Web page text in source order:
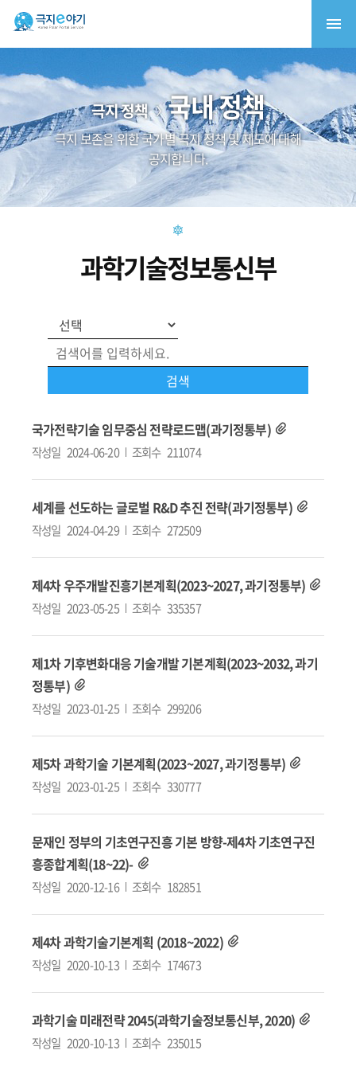
극지 정책 국내 정책
극지 보존을 위한 국가별 극지 정책 및 제도에 대해
공지합니다.
과학기술정보통신부
국가전략기술 임무중심 전략로드맵(과기정통부)
작성일 2024-06-20 조회수 211074
세계를 선도하는 글로벌 R&D 추진 전략(과기정통부)
작성일 2024-04-29 조회수 272509
제4차 우주개발진흥기본계획(2023~2027, 과기정통부)
작성일 2023-05-25 조회수 335357
제1차 기후변화대응 기술개발 기본계획(2023~2032, 과기
정통부)
작성일 2023-01-25 조회수 299206
제5차 과학기술 기본계획(2023~2027, 과기정통부)
작성일 2023-01-25 조회수 330777
문재인 정부의 기초연구진흥 기본 방향-제4차 기초연구진
흥종합계획(18~22)-
작성일 2020-12-16 조회수 182851
제4차 과학기술기본계획 (2018~2022)
작성일 2020-10-13 조회수 174673
과학기술 미래전략 2045(과학기술정보통신부, 2020)
작성일 2020-10-13 조회수 235015